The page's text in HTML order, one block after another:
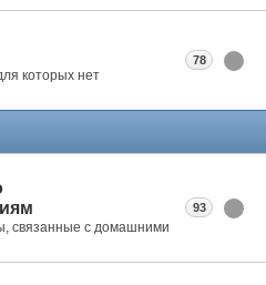
которых нет
78
связанные с домашними
93